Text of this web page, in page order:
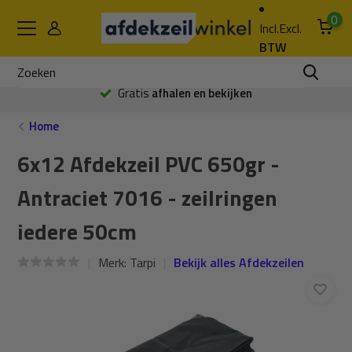
Incl.Excl.
BTW
0
Gratis afhalen en bekijken
Home
6x12 Afdekzeil PVC 650gr -
Antraciet 7016 - zeilringen
iedere 50cm
Merk: Tarpi Bekijk alles Afdekzeilen